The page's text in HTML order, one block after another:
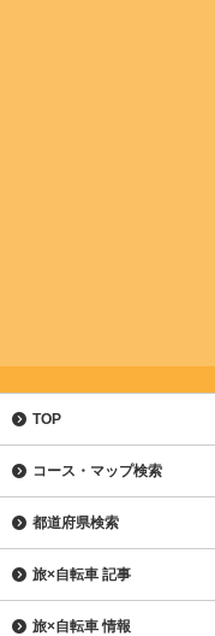
TOP
コース・マップ検索
都道府県検索
旅×自転車 記事
旅×自転車 情報